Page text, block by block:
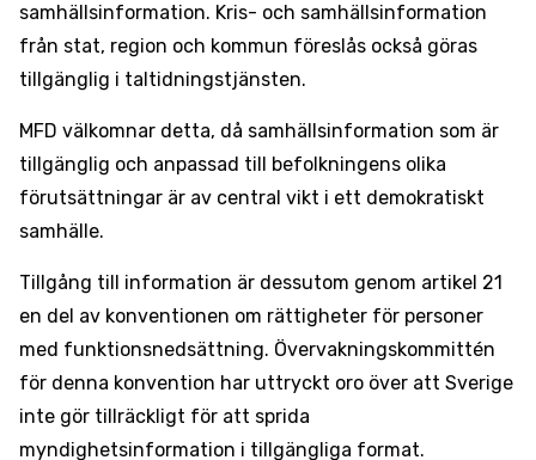
samhällsinformation. Kris- och samhällsinformation
från stat, region och kommun föreslås också göras
tillgänglig i taltidningstjänsten.
MFD välkomnar detta, då samhällsinformation som är
tillgänglig och anpassad till befolkningens olika
förutsättningar är av central vikt i ett demokratiskt
samhälle.
Tillgång till information är dessutom genom artikel 21
en del av konventionen om rättigheter för personer
med funktionsnedsättning. Övervakningskommittén
för denna konvention har uttryckt oro över att Sverige
inte gör tillräckligt för att sprida
myndighetsinformation i tillgängliga format.